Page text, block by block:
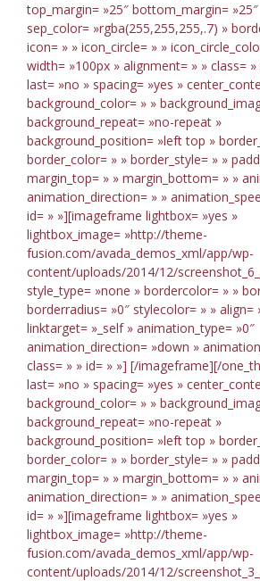
top_margin= »25″ bottom_margin= »25″
sep_color= »rgba(255,255,255,.7) »
icon= » » icon_circle= » »
width= »100px » alignment= » » class=
last= »no » spacing= »yes »
background_color= » »
background_repeat= »no-repeat »
background_position= »left top »
border_color= » » border_style= » »
margin_top= » » margin_bottom= » »
animation_direction= » »
id= » »][imageframe lightbox= »yes »
lightbox_image= »http://theme-
fusion.com/avada_demos_xml/app/wp-
content/uploads/2014/12/
style_type= »none » bordercolor= » »
borderradius= »0″ stylecolor= » » align=
linktarget= »_self » animation_type= »0″
animation_direction= »down »
class= » » id= » »] [/imageframe][/
last= »no » spacing= »yes »
background_color= » »
background_repeat= »no-repeat »
background_position= »left top »
border_color= » » border_style= » »
margin_top= » » margin_bottom= » »
animation_direction= » »
id= » »][imageframe lightbox= »yes »
lightbox_image= »http://theme-
fusion.com/avada_demos_xml/app/wp-
content/uploads/2014/12/